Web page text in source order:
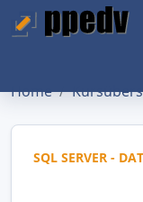
Home
SQL SERVER -